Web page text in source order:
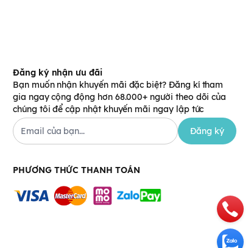
Đăng ký nhận ưu đãi
Bạn muốn nhận khuyến mãi đặc biệt? Đăng kí tham
gia ngay cộng động hơn 68.000+ người theo dõi của
chúng tôi để cập nhật khuyến mãi ngay lập tức
Đăng ký
PHƯƠNG THỨC THANH TOÁN